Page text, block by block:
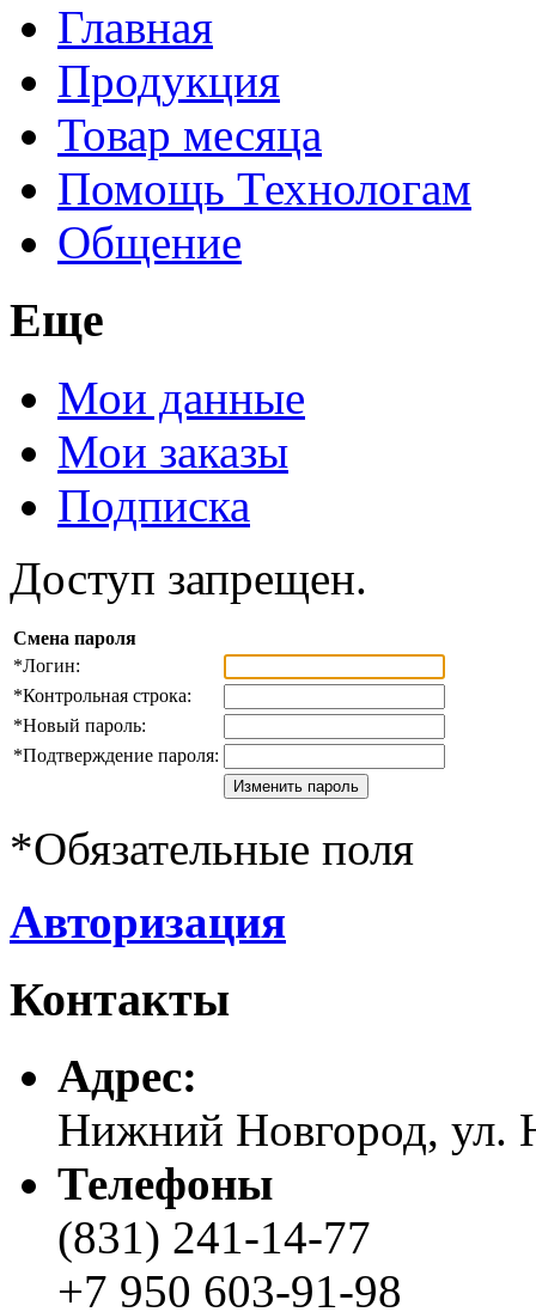
Главная
Продукция
Товар месяца
Помощь Технологам
Общение
Еще
Мои данные
Мои заказы
Подписка
Доступ запрещен.
Смена пароля
*Логин:
*Контрольная строка:
*Новый пароль:
*Подтверждение пароля:
*Обязательные поля
Авторизация
Контакты
Адреc:
Нижний Новгород, ул.
Телефоны
(831) 241-14-77
+7 950 603-91-98